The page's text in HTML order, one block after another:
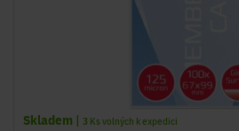
Skladem | 3 Ks volných k expedici